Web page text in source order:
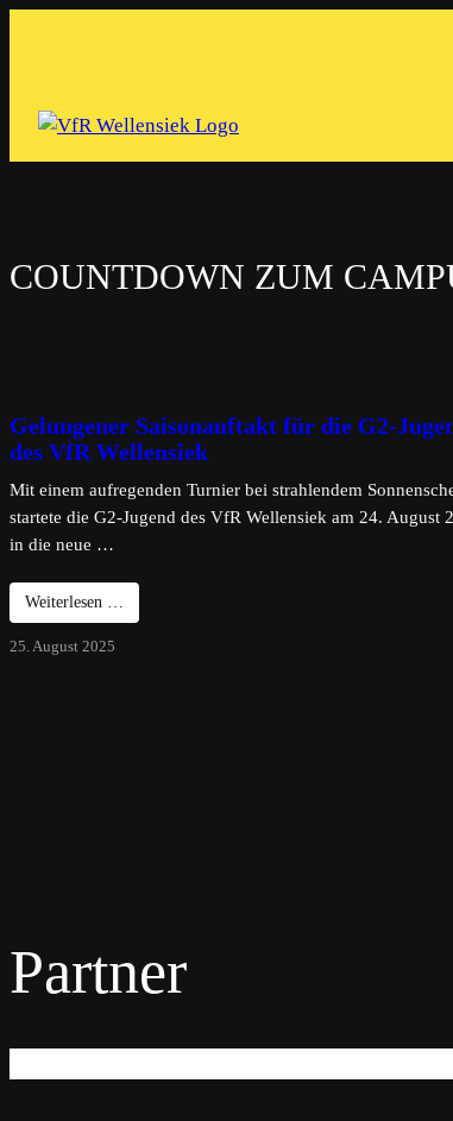
COUNTDOWN ZUM
Gelungener Saisonauftakt für die G2-
des VfR Wellensiek
Mit einem aufregenden Turnier bei strahlendem
startete die G2-Jugend des VfR Wellensiek am 24. August
in die neue …
Weiterlesen …
25. August 2025
Partner